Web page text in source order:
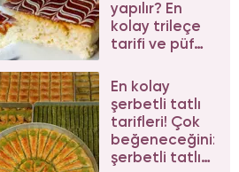
yapılır? En
kolay trileçe
tarifi ve püf
En kolay
şerbetli tatlı
tarifleri! Çok
beğeneceğiniz
şerbetli tatlı